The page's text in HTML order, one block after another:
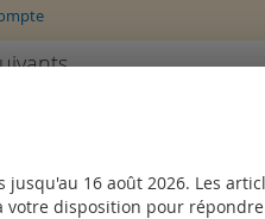
16 août 2026. Les
votre disposition pour